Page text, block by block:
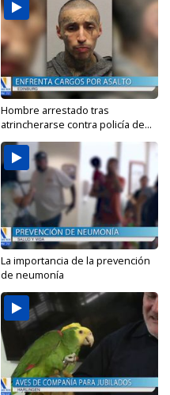
Hombre arrestado tras
atrincherarse contra policía de...
La importancia de la prevención
de neumonía